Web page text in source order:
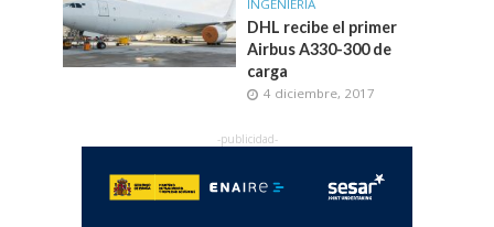
INGENIERIA
DHL recibe el primer
Airbus A330-300 de
carga
4 diciembre, 2017